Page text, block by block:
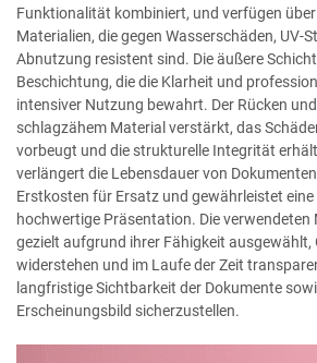
Funktionalität kombiniert, und verfügen
Materialien, die gegen Wasserschäden, UV-
Abnutzung resistent sind. Die äußere
Beschichtung, die die Klarheit und
intensiver Nutzung bewahrt. Der Rücken
schlagzähem Material verstärkt, das
vorbeugt und die strukturelle Integrität
verlängert die Lebensdauer von
Erstkosten für Ersatz und gewährleistet eine
hochwertige Präsentation. Die verwendeten
gezielt aufgrund ihrer Fähigkeit ausgewählt,
widerstehen und im Laufe der Zeit
langfristige Sichtbarkeit der Dokumente
Erscheinungsbild sicherzustellen.